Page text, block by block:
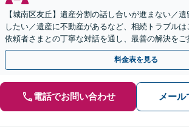
【城南区友丘】遺産分割の話し合いが進まない／
したい／遺産に不動産があるなど、相続トラブルは
依頼者さまとの丁寧な対話を通し、最善の解決をご
場あり】【バス停目の前】
料金表を見る
電話でお問い合わせ メー